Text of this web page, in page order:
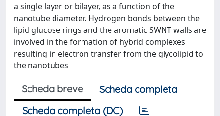
a single layer or bilayer, as a function of the
nanotube diameter. Hydrogen bonds between the
lipid glucose rings and the aromatic SWNT walls are
involved in the formation of hybrid complexes
resulting in electron transfer from the glycolipid to
the nanotubes
Scheda breve
Scheda completa
Scheda completa (DC)